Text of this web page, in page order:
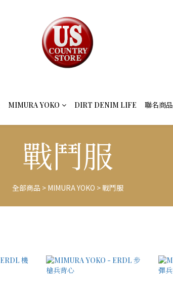
MIMURA YOKO DIRT DENIM LIFE 聯名商品
戰鬥服
全部商品 > MIMURA YOKO >戰鬥服